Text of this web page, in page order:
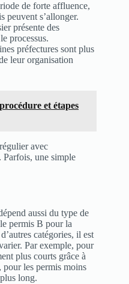
de forte affluence,
peuvent s’allonger.
présente des
processus.
préfectures sont plus
leur organisation
et étapes
avec
Parfois, une simple
aussi du type de
permis B pour la
catégories, il est
Par exemple, pour
plus courts grâce à
pour les permis moins
long.